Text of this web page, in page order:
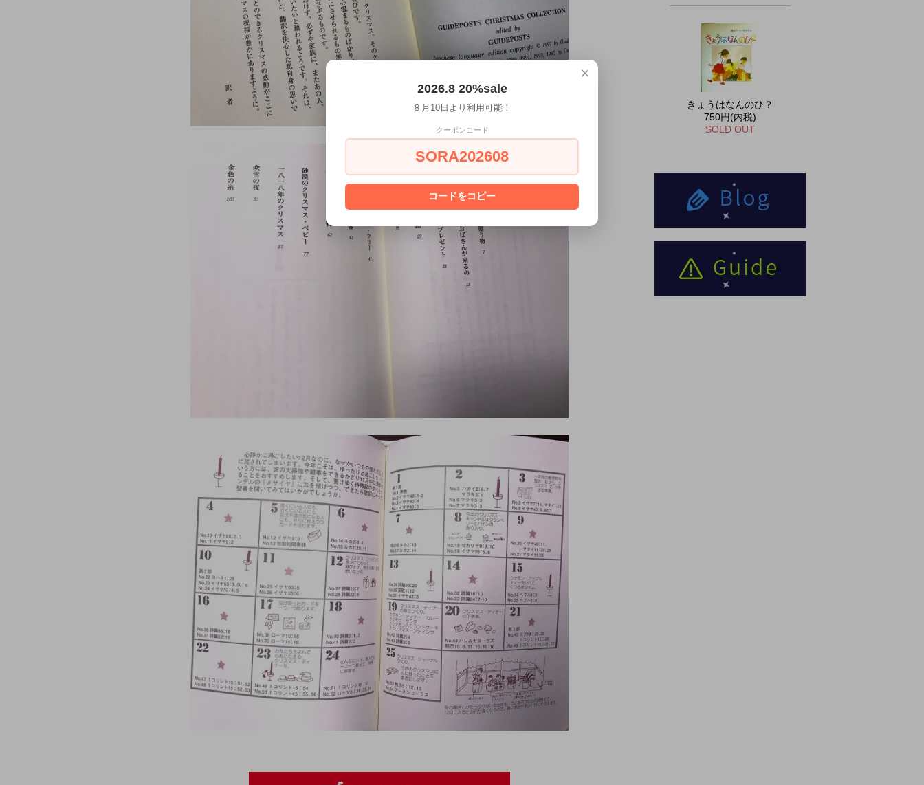
きょうはなんのひ？
750円(内税)
SOLD OUT
×
2026.8 20%sale
８月10日より利用可能！
クーポンコード
SORA202608
コードをコピー